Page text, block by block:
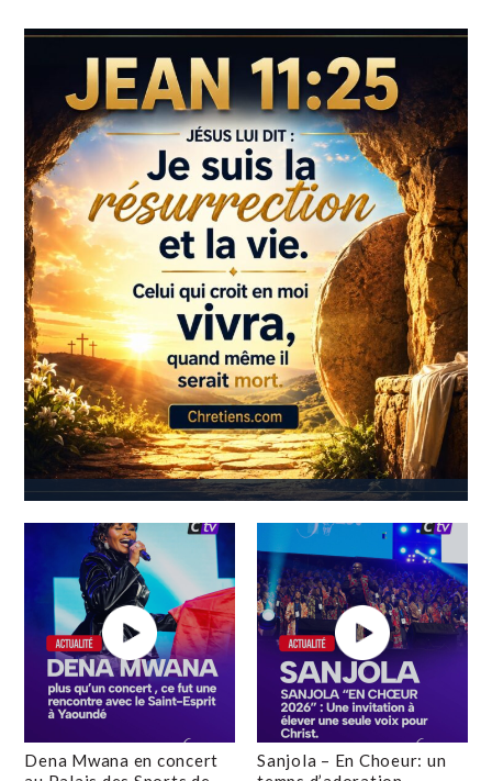
Dena Mwana en concert
Sanjola – En Choeur: un